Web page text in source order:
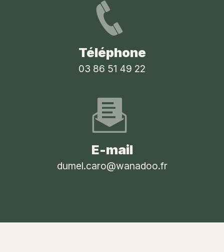
Téléphone
03 86 51 49 22
E-mail
dumel.caro@wanadoo.fr